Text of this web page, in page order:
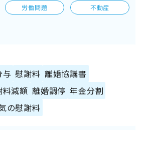
労働問題 不動産
与 慰謝料 離婚協議書
料減額 離婚調停 年金分割
の慰謝料